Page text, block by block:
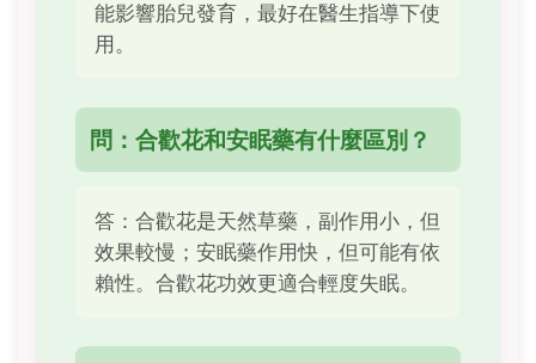
能影響胎兒發育，最好在醫生指導下使
用。
問：合歡花和安眠藥有什麼區別？
答：合歡花是天然草藥，副作用小，但
效果較慢；安眠藥作用快，但可能有依
賴性。合歡花功效更適合輕度失眠。